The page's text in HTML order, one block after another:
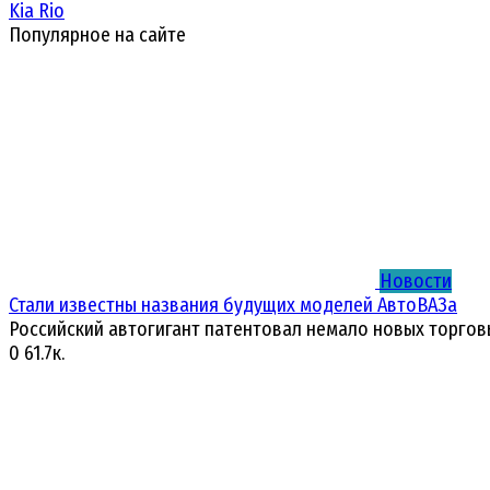
Kia Rio
Популярное на сайте
Новости
Стали известны названия будущих моделей АвтоВАЗа
Российский автогигант патентовал немало новых
0 61.7к.